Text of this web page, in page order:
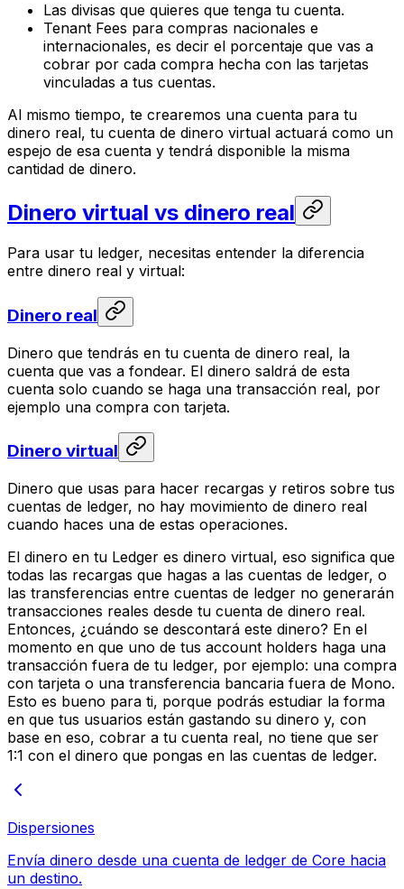
Las divisas que quieres que tenga tu cuenta.
Tenant Fees para compras nacionales e
internacionales, es decir el porcentaje que vas a
cobrar por cada compra hecha con las tarjetas
vinculadas a tus cuentas.
Al mismo tiempo, te crearemos una cuenta para tu
dinero real, tu cuenta de dinero virtual actuará como un
espejo de esa cuenta y tendrá disponible la misma
cantidad de dinero.
Dinero virtual vs dinero real
Para usar tu ledger, necesitas entender la diferencia
entre dinero real y virtual:
Dinero real
Dinero que tendrás en tu cuenta de dinero real, la
cuenta que vas a fondear. El dinero saldrá de esta
cuenta solo cuando se haga una transacción real, por
ejemplo una compra con tarjeta.
Dinero virtual
Dinero que usas para hacer recargas y retiros sobre tus
cuentas de ledger, no hay movimiento de dinero real
cuando haces una de estas operaciones.
El dinero en tu Ledger es dinero virtual, eso significa que
todas las recargas que hagas a las cuentas de ledger, o
las transferencias entre cuentas de ledger no generarán
transacciones reales desde tu cuenta de dinero real.
Entonces, ¿cuándo se descontará este dinero? En el
momento en que uno de tus account holders haga una
transacción fuera de tu ledger, por ejemplo: una compra
con tarjeta o una transferencia bancaria fuera de Mono.
Esto es bueno para ti, porque podrás estudiar la forma
en que tus usuarios están gastando su dinero y, con
base en eso, cobrar a tu cuenta real, no tiene que ser
1:1 con el dinero que pongas en las cuentas de ledger.
Dispersiones
Envía dinero desde una cuenta de ledger de Core hacia
un destino.